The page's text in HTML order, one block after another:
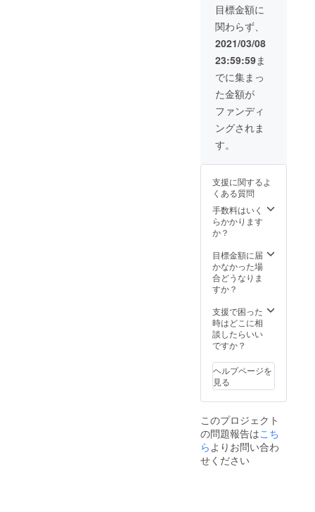
目標金額に
関わらず、
2021/03/08
23:59:59ま
でに集まっ
た金額が
ファンディ
ングされま
す。
支援に関するよ
くある質問
手数料はいく
らかかります
か？
目標金額に届
かなかった場
合どうなりま
すか？
支援で困った
時はどこに相
談したらいい
ですか？
ヘルプページを
見る
このプロジェクト
の問題報告はこち
ら よりお問い合わ
せください